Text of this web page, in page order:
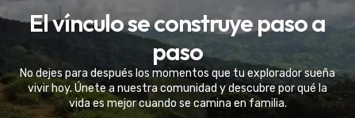
Eventos Especiales
Celebramos la vida de tu mejor amigo con una
experiencia fuera de serie
El vínculo se construye paso a
paso
No dejes para después los momentos que tu explorador sueña
vivir hoy. Únete a nuestra comunidad y descubre por qué la
vida es mejor cuando se camina en familia.